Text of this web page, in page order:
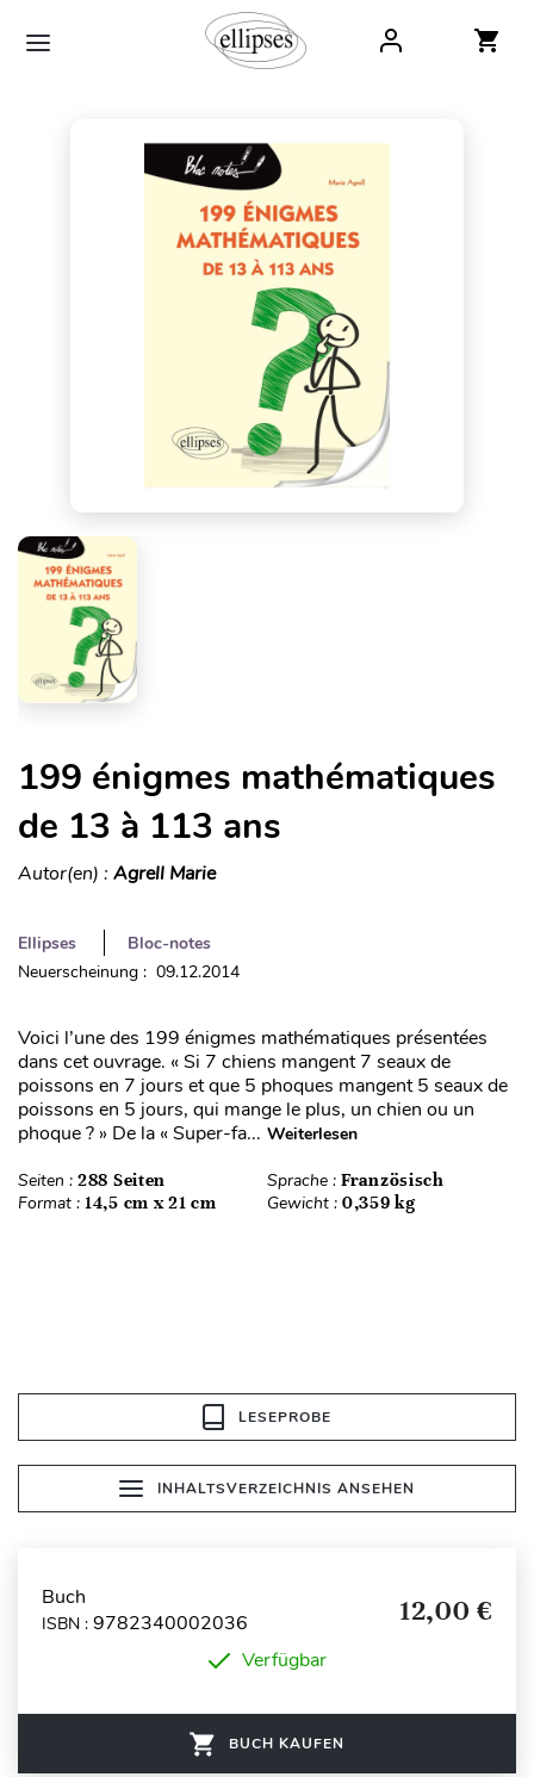
199 énigmes mathématiques
de 13 à 113 ans
Autor(en) : Agrell Marie
Ellipses
Bloc-notes
Neuerscheinung : 09.12.2014
Voici l’une des 199 énigmes mathématiques présentées
dans cet ouvrage. « Si 7 chiens mangent 7 seaux de
poissons en 7 jours et que 5 phoques mangent 5 seaux de
poissons en 5 jours, qui mange le plus, un chien ou un
phoque ? » De la « Super-fa... Weiterlesen
Seiten : 288 Seiten Sprache : Französisch
Format : 14,5 cm x 21 cm Gewicht : 0,359 kg
LESEPROBE
INHALTSVERZEICHNIS ANSEHEN
Buch
ISBN : 9782340002036 12,00 €
Verfügbar
BUCH KAUFEN